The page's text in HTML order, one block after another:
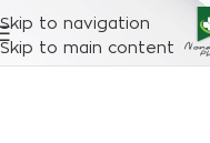
Skip to navigation
Skip to main content